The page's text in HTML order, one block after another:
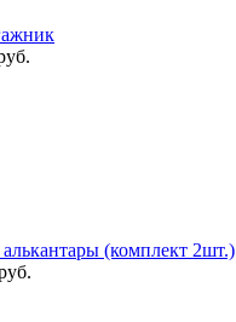
(комплект 2шт.)